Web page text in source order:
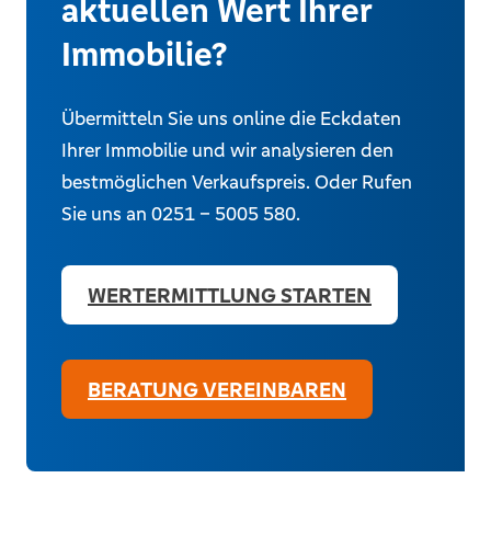
aktuellen Wert Ihrer
Immobilie?
Übermitteln Sie uns online die Eckdaten
Ihrer Immobilie und wir analysieren den
bestmöglichen Verkaufspreis. Oder Rufen
Sie uns an 0251 – 5005 580.
WERTERMITTLUNG STARTEN
BERATUNG VEREINBAREN